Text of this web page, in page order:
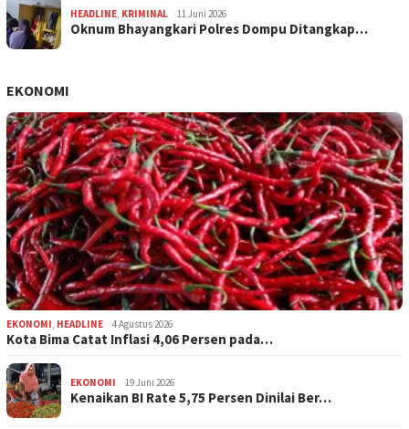
HEADLINE, KRIMINAL 11 Juni 2026
Oknum Bhayangkari Polres Dompu Ditangkap…
EKONOMI
EKONOMI, HEADLINE 4 Agustus 2026
Kota Bima Catat Inflasi 4,06 Persen pada…
EKONOMI 19 Juni 2026
Kenaikan BI Rate 5,75 Persen Dinilai Ber…